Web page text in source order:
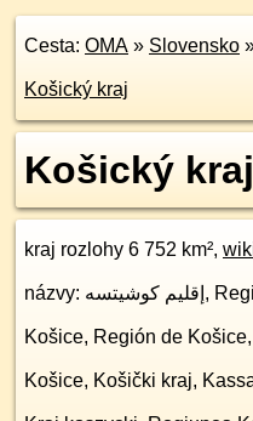
Cesta: OMA » Slovensko
Košický kraj
Košický kraj
kraj rozlohy 6 752 km²,
názvy: إقليم كوشيتسه, Region of
Košice, Región de
Košice, Košički kraj,